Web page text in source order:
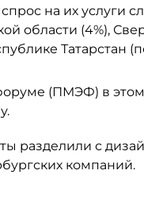
на их услуги
области (4%),
Татарстан
(ПМЭФ) в этом
разделили с
компаний.